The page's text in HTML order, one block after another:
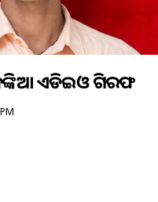
ଜଙ୍କିଆ ଏଡିଇଓ ଗିରଫ